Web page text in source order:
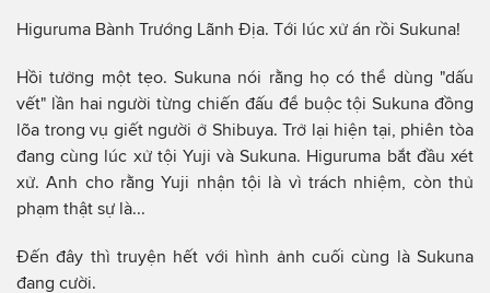
Higuruma Bành Trướng Lãnh Địa. Tới lúc xử án rồi Sukuna!
Hồi tưởng một tẹo. Sukuna nói rằng họ có thể dùng "dấu
vết" lần hai người từng chiến đấu để buộc tội Sukuna đồng
lõa trong vụ giết người ở Shibuya. Trở lại hiện tại, phiên tòa
đang cùng lúc xử tội Yuji và Sukuna. Higuruma bắt đầu xét
xử. Anh cho rằng Yuji nhận tội là vì trách nhiệm, còn thủ
phạm thật sự là...
Đến đây thì truyện hết với hình ảnh cuối cùng là Sukuna
đang cười.